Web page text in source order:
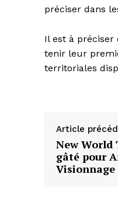
préciser dans
Il est à préciser
tenir leur
territoriales
Article
New World
gâté pour
Visionnage